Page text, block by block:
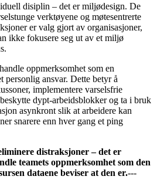
disiplin – det er miljødesign. De
verktøyene og møtesentrerte
er valg gjort av organisasjoner,
ikke fokusere seg ut av et miljø
oppmerksomhet som en
personlig ansvar. Dette betyr å
implementere varselsfrie
dypt-arbeidsblokker og ta i bruk
asynkront slik at arbeidere kan
snarere enn hver gang et ping
distraksjoner – det er
teamets oppmerksomhet som den
dataene beviser at den er.---